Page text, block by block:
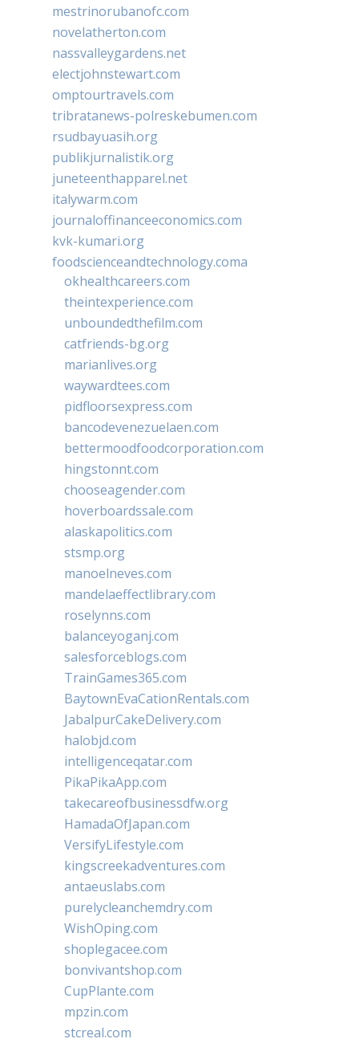
mestrinorubanofc.com
novelatherton.com
nassvalleygardens.net
electjohnstewart.com
omptourtravels.com
tribratanews-polreskebumen.com
rsudbayuasih.org
publikjurnalistik.org
juneteenthapparel.net
italywarm.com
journaloffinanceeconomics.com
kvk-kumari.org
foodscienceandtechnology.coma
okhealthcareers.com
theintexperience.com
unboundedthefilm.com
catfriends-bg.org
marianlives.org
waywardtees.com
pidfloorsexpress.com
bancodevenezuelaen.com
bettermoodfoodcorporation.com
hingstonnt.com
chooseagender.com
hoverboardssale.com
alaskapolitics.com
stsmp.org
manoelneves.com
mandelaeffectlibrary.com
roselynns.com
balanceyoganj.com
salesforceblogs.com
TrainGames365.com
BaytownEvaCationRentals.com
JabalpurCakeDelivery.com
halobjd.com
intelligenceqatar.com
PikaPikaApp.com
takecareofbusinessdfw.org
HamadaOfJapan.com
VersifyLifestyle.com
kingscreekadventures.com
antaeuslabs.com
purelycleanchemdry.com
WishOping.com
shoplegacee.com
bonvivantshop.com
CupPlante.com
mpzin.com
stcreal.com